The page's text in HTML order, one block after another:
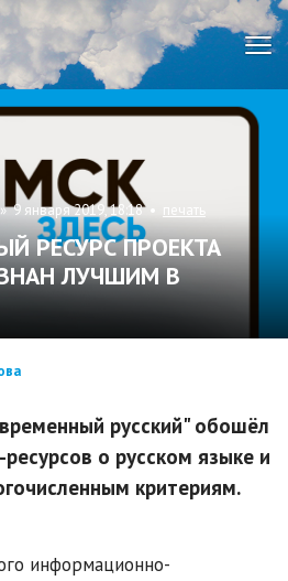
9 января 2019, 18:18 • печать
РЕСУРС ПРОЕКТА
ЛУЧШИМ В
русский" обошёл
о русском языке и
критериям.
информационно-